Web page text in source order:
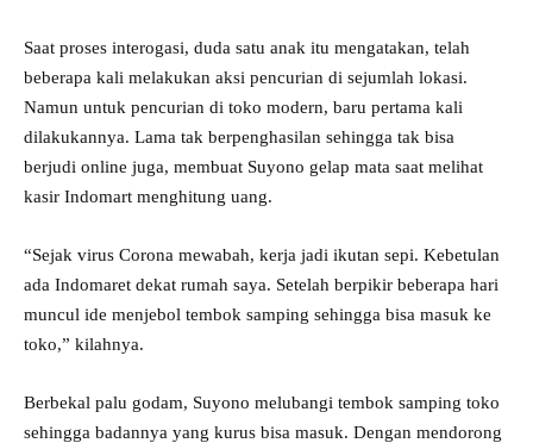
Saat proses interogasi, duda satu anak itu mengatakan, telah
beberapa kali melakukan aksi pencurian di sejumlah lokasi.
Namun untuk pencurian di toko modern, baru pertama kali
dilakukannya. Lama tak berpenghasilan sehingga tak bisa
berjudi online juga, membuat Suyono gelap mata saat melihat
kasir Indomart menghitung uang.
“Sejak virus Corona mewabah, kerja jadi ikutan sepi. Kebetulan
ada Indomaret dekat rumah saya. Setelah berpikir beberapa hari
muncul ide menjebol tembok samping sehingga bisa masuk ke
toko,” kilahnya.
Berbekal palu godam, Suyono melubangi tembok samping toko
sehingga badannya yang kurus bisa masuk. Dengan mendorong